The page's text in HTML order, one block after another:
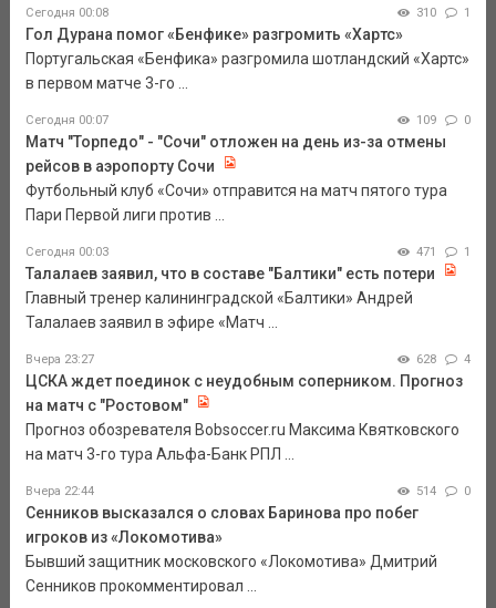
Сегодня 00:08 310 1
Гол Дурана помог «Бенфике» разгромить «Хартс»
Португальская «Бенфика» разгромила шотландский «Хартс»
в первом матче 3-го ...
Сегодня 00:07 109 0
Матч "Торпедо" - "Сочи" отложен на день из-за отмены
рейсов в аэропорту Сочи
Футбольный клуб «Сочи» отправится на матч пятого тура
Пари Первой лиги против ...
Сегодня 00:03 471 1
Талалаев заявил, что в составе "Балтики" есть потери
Главный тренер калининградской «Балтики» Андрей
Талалаев заявил в эфире «Матч ...
Вчера 23:27 628 4
ЦСКА ждет поединок с неудобным соперником. Прогноз
на матч с "Ростовом"
Прогноз обозревателя Bobsoccer.ru Максима Квятковского
на матч 3-го тура Альфа-Банк РПЛ ...
Вчера 22:44 514 0
Сенников высказался о словах Баринова про побег
игроков из «Локомотива»
Бывший защитник московского «Локомотива» Дмитрий
Сенников прокомментировал ...